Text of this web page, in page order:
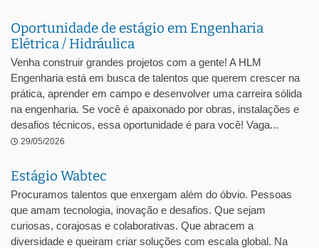
Oportunidade de estágio em Engenharia
Elétrica / Hidráulica
Venha construir grandes projetos com a gente! A HLM
Engenharia está em busca de talentos que querem crescer na
prática, aprender em campo e desenvolver uma carreira sólida
na engenharia. Se você é apaixonado por obras, instalações e
desafios técnicos, essa oportunidade é para você! Vaga...
29/05/2026
Estágio Wabtec
Procuramos talentos que enxergam além do óbvio. Pessoas
que amam tecnologia, inovação e desafios. Que sejam
curiosas, corajosas e colaborativas. Que abracem a
diversidade e queiram criar soluções com escala global. Na